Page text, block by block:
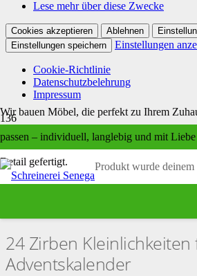
Lese mehr über diese Zwecke
Cookies akzeptieren Ablehnen
Einstellungen speichern
Einstellungen
Cookie-Richtlinie
Datenschutzbelehrung
Impressum
Wir bauen Möbel, die perfekt zu Ihrem
passen – individuell, langlebig und mit
Detail gefertigt. Produkt wurde
24 Zirben Kleinlichkeiten
Adventskalender
Angebot!
/ 24
24 Zirben
Adventskalender